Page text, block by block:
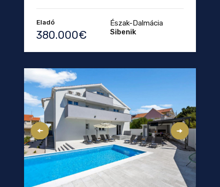
Eladó
380.000€
Észak-Dalmácia
Sibenik